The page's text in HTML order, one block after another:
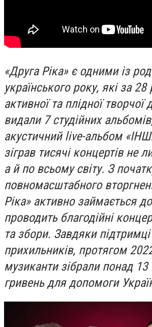
«Друга Ріка» є одними із
українського року, які за 28
активної та плідної творчої
видали 7 студійних
акустичний live-альбом
зіграв тисячі концертів не
а й по всьому світу. З
повномасштабного
Ріка» активно займається
проводить благодійні
та збори. Завдяки підтримці
прихильників, протягом
музиканти зібрали понад 13
гривень для допомоги